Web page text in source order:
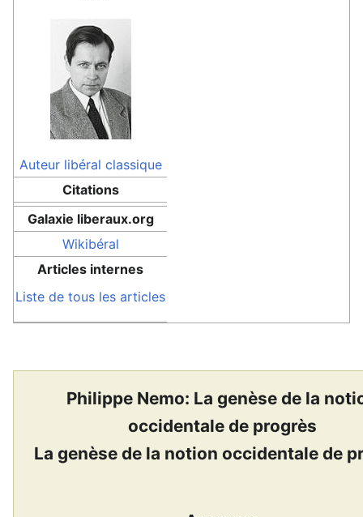
Auteur libéral classique
Citations
Galaxie liberaux.org
Wikibéral
Articles internes
Liste de tous les articles
Philippe Nemo: La genèse de la
occidentale de progrès
La genèse de la notion occidentale de